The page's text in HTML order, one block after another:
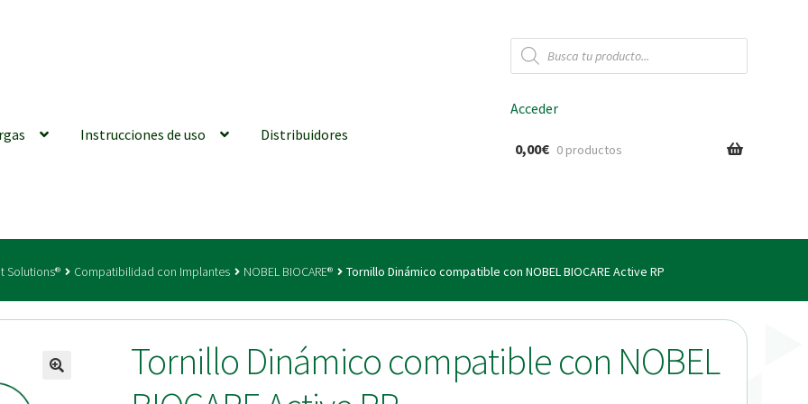
Búsqueda
de
productos
Instrucciones de uso Distribuidores
generales Conexiones CAD CAM Finalizar Pedido
| Tienda Online!
Acceder
0,00€ 0 productos
Solutions® Compatibilidad con Implantes NOBEL BIOCARE® Tornillo Dinámico compatible con NOBEL BIOCARE Active RP
Tornillo Dinámico compatible con NOBEL